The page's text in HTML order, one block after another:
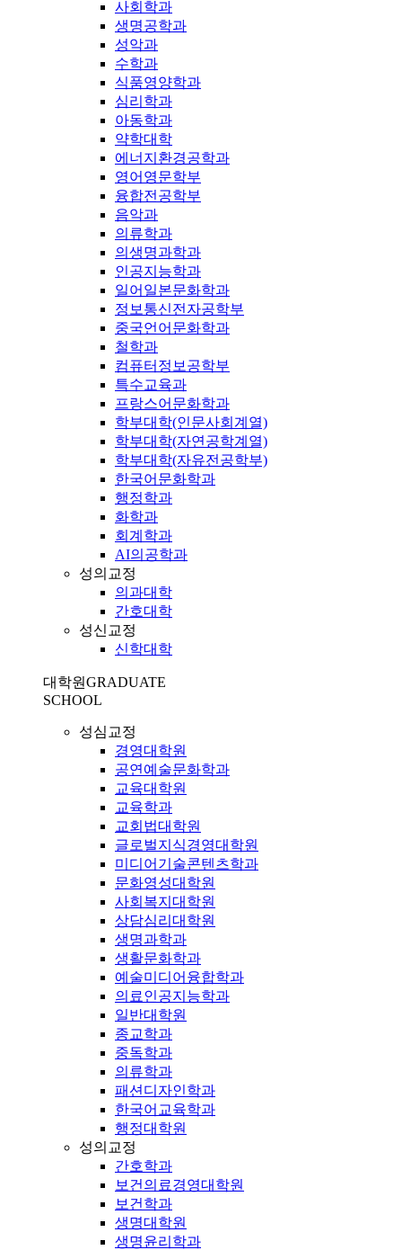
사회학과
생명공학과
성악과
수학과
식품영양학과
심리학과
아동학과
약학대학
에너지환경공학과
영어영문학부
융합전공학부
음악과
의류학과
의생명과학과
인공지능학과
일어일본문화학과
정보통신전자공학부
중국언어문화학과
철학과
컴퓨터정보공학부
특수교육과
프랑스어문화학과
학부대학(인문사회계열)
학부대학(자연공학계열)
학부대학(자유전공학부)
한국어문화학과
행정학과
화학과
회계학과
AI의공학과
성의교정
의과대학
간호대학
성신교정
신학대학
대학원GRADUATE
SCHOOL
성심교정
경영대학원
공연예술문화학과
교육대학원
교육학과
교회법대학원
글로벌지식경영대학원
미디어기술콘텐츠학과
문화영성대학원
사회복지대학원
상담심리대학원
생명과학과
생활문화학과
예술미디어융합학과
의료인공지능학과
일반대학원
종교학과
중독학과
의류학과
패션디자인학과
한국어교육학과
행정대학원
성의교정
간호학과
보건의료경영대학원
보건학과
생명대학원
생명윤리학과